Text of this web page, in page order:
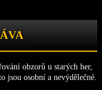
obzorů u starých her,
jsou osobní a nevýdělečné.